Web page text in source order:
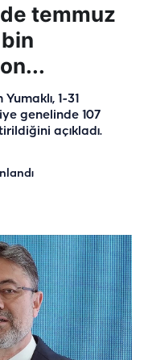
temmuz
1-31
genelinde 107
açıkladı.